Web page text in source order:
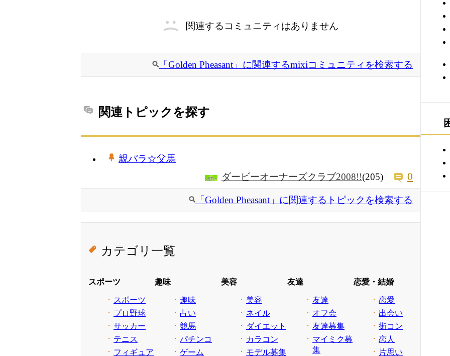
関連するコミュニティはありません
「Golden Pheasant」に関連するmixiコミュニティを検索する
関連トピックを探す
親パラ☆父馬
ダービーオーナーズクラブ2008!!(205) 0
「Golden Pheasant」に関連するトピックを検索する
カテゴリ一覧
スポーツ
スポーツ
プロ野球
サッカー
テニス
フィギュア
趣味
趣味
占い
競馬
パチンコ
ゲーム
美容
美容
ネイル
ダイエット
カラコン
モデル募集
友達
友達
オフ会
友達募集
マイミク募
集
恋愛・結婚
恋愛
出会い
街コン
恋人
片思い